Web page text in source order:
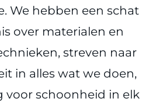
We hebben een schat
over materialen en
streven naar
in alles wat we doen,
voor schoonheid in elk